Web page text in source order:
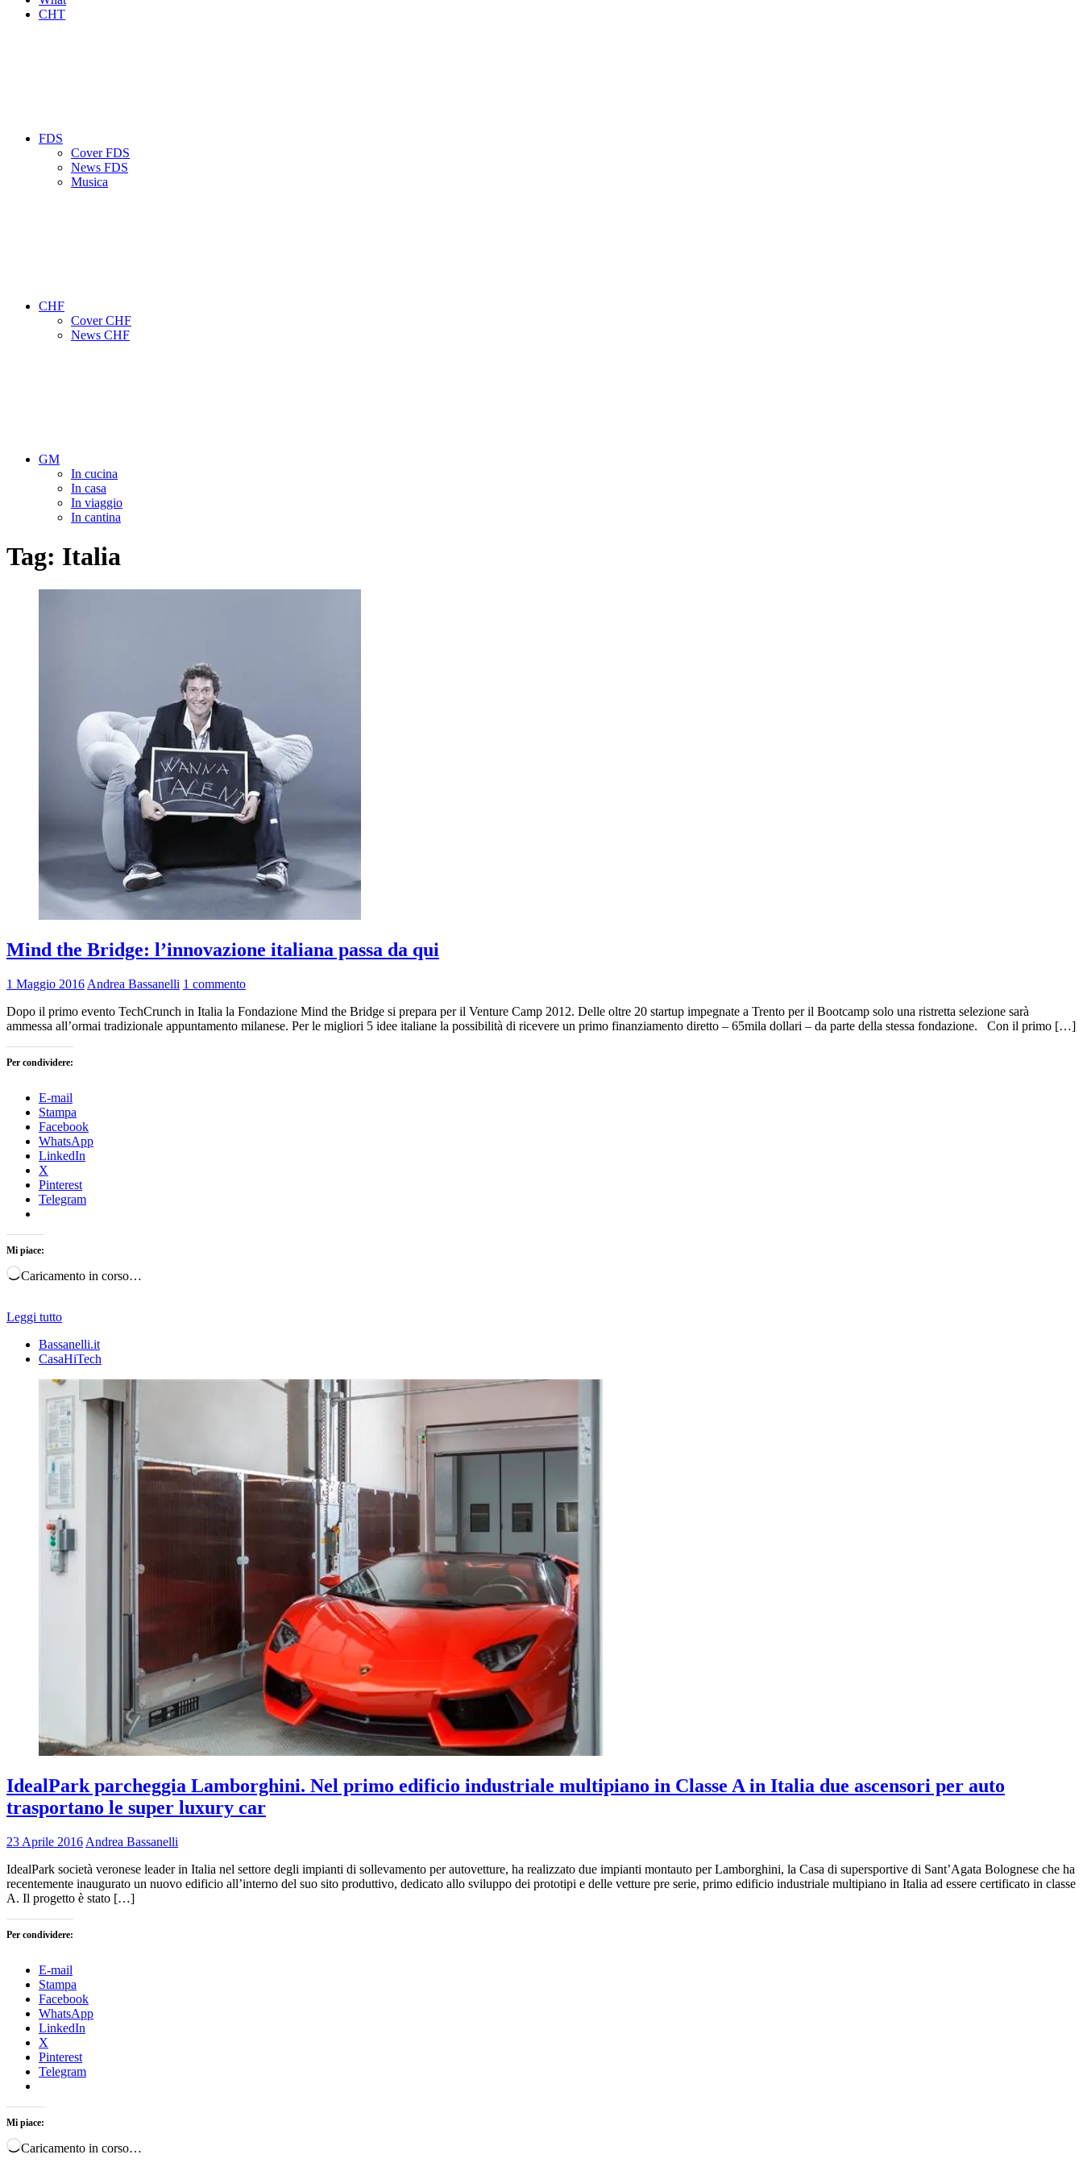
CHT
FDS
Cover FDS
News FDS
Musica
CHF
Cover CHF
News CHF
GM
In cucina
In casa
In viaggio
In cantina
Tag: Italia
Mind the Bridge: l’innovazione italiana passa da qui
1 Maggio 2016 Andrea Bassanelli 1 commento
Dopo il primo evento TechCrunch in Italia la Fondazione Mind the Bridge si prepara per il Venture Camp 2012. Delle oltre 20 startup impegnate a Trento per il Bootcamp solo una ristretta selezione sarà
ammessa all’ormai tradizionale appuntamento milanese. Per le migliori 5 idee italiane la possibilità di ricevere un primo finanziamento diretto – 65mila dollari – da parte della stessa fondazione. Con il primo […]
Per condividere:
E-mail
Stampa
Facebook
WhatsApp
LinkedIn
X
Pinterest
Telegram
Mi piace:
Caricamento in corso…
Leggi tutto
Bassanelli.it
CasaHiTech
IdealPark parcheggia Lamborghini. Nel primo edificio industriale multipiano in Classe A in Italia due ascensori per auto
trasportano le super luxury car
23 Aprile 2016 Andrea Bassanelli
IdealPark società veronese leader in Italia nel settore degli impianti di sollevamento per autovetture, ha realizzato due impianti montauto per Lamborghini, la Casa di supersportive di Sant’Agata Bolognese che ha
recentemente inaugurato un nuovo edificio all’interno del suo sito produttivo, dedicato allo sviluppo dei prototipi e delle vetture pre serie, primo edificio industriale multipiano in Italia ad essere certificato in classe
A. Il progetto è stato […]
Per condividere:
E-mail
Stampa
Facebook
WhatsApp
LinkedIn
X
Pinterest
Telegram
Mi piace:
Caricamento in corso…